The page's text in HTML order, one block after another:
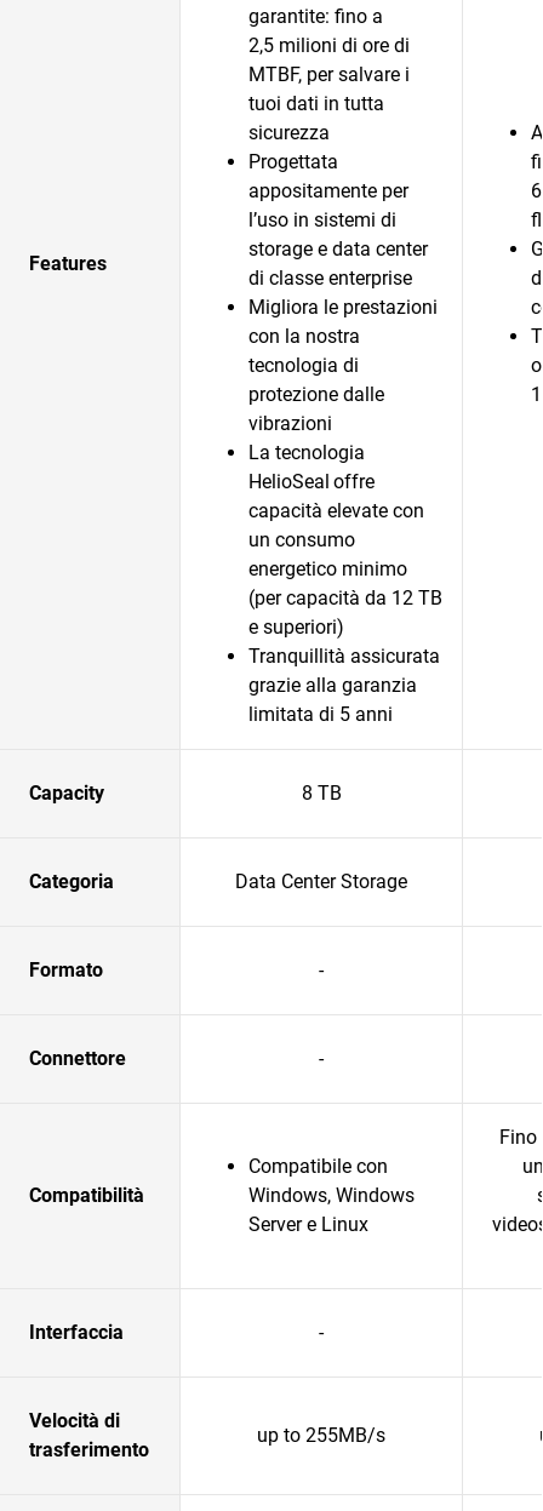
Features
garantite: fino a
2,5 milioni di ore di
MTBF, per salvare i
tuoi dati in tutta
sicurezza
Progettata
appositamente per
l’uso in sistemi di
storage e data center
di classe enterprise
Migliora le prestazioni
con la nostra
tecnologia di
protezione dalle
vibrazioni
La tecnologia
HelioSeal offre
capacità elevate con
un consumo
energetico minimo
(per capacità da 12 TB
e superiori)
Tranquillità assicurata
grazie alla garanzia
limitata di 5 anni
Capacity 8 TB
Categoria Data Center Storage
Formato -
Connettore -
Compatibilità
Compatibile con
Windows, Windows
Server e Linux
Fino
Interfaccia -
Velocità di
trasferimento
up to 255MB/s